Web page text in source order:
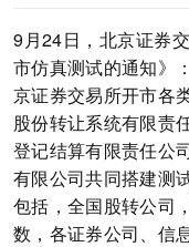
9月24日，北京证券
市仿真测试的通知》
京证券交易所开市各
股份转让系统有限责
登记结算有限责任公
有限公司共同搭建测
包括，全国股转公司
数，各证券公司、信